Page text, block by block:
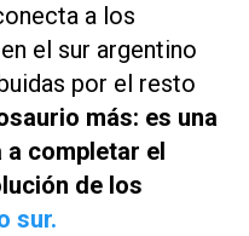
a los
el sur argentino
por el resto
más: es una
a completar el
de los
sur.